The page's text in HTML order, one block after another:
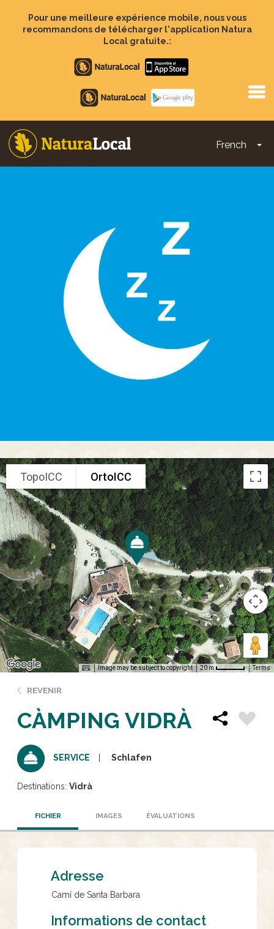
contenu
Pour une meilleure expérience mobile, nous vous
recommandons de télécharger l'application Natura
Local gratuite.:
Apple
store
Google
Play
French
Main
TopoICC OrtoICC
Image may be subject to copyright 20 m Terms
REVENIR
CÀMPING VIDRÀ
SERVICE Schlafen
Destinations: Vidrà
FICHIER IMAGES ÉVALUATIONS
Adresse
Camí de Santa Barbara
Informations de contact